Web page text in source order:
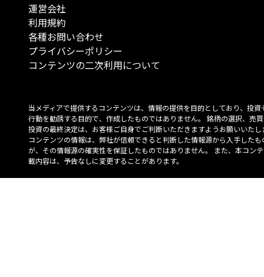
運営会社
利用規約
各種お問い合わせ
プライバシーポリシー
コンテンツの二次利用について
当メディアで提供するコンテンツは、情報の提供を目的としており、投資
行動を勧誘する目的で、作成したものではありません。 銘柄の選択、売
投資の最終決定は、お客様ご自身でご判断いただきますようお願いいたし
コンテンツの情報は、弊社が信頼できると判断した情報源から入手したも
が、その情報源の確実性を保証したものではありません。 また、本コン
載内容は、予告なしに変更することがあります。